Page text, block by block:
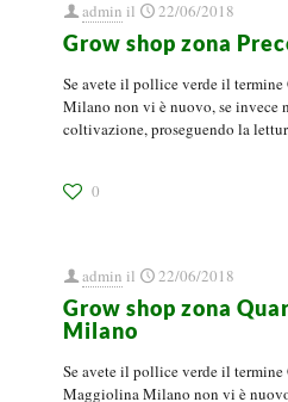
admin il 22/06/2018
Grow shop zona
Se avete il pollice verde il termine
Milano non vi è nuovo, se invece
coltivazione, proseguendo la
0
admin il 22/06/2018
Grow shop zona
Milano
Se avete il pollice verde il termine
Maggiolina Milano non vi è